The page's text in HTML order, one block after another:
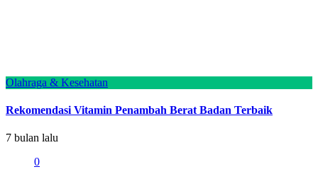
Olahraga & Kesehatan
Rekomendasi Vitamin Penambah Berat Badan Terbaik
7 bulan lalu
0